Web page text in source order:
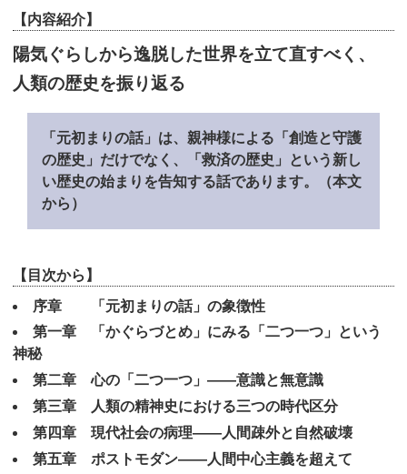
【内容紹介】
陽気ぐらしから逸脱した世界を立て直すべく、
人類の歴史を振り返る
「元初まりの話」は、親神様による「創造と守護
の歴史」だけでなく、「救済の歴史」という新し
い歴史の始まりを告知する話であります。（本文
から）
【目次から】
序章 「元初まりの話」の象徴性
第一章 「かぐらづとめ」にみる「二つ一つ」という
神秘
第二章 心の「二つ一つ」――意識と無意識
第三章 人類の精神史における三つの時代区分
第四章 現代社会の病理――人間疎外と自然破壊
第五章 ポストモダン――人間中心主義を超えて